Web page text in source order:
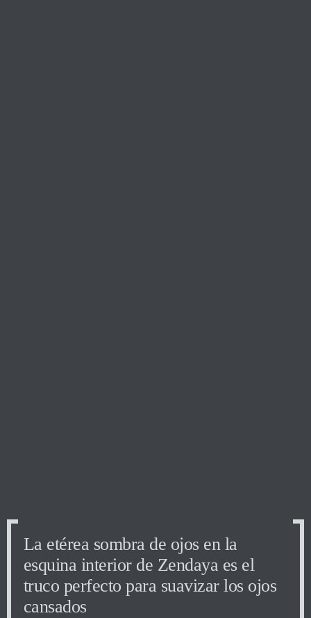
La etérea sombra de ojos en la
esquina interior de Zendaya es el
truco perfecto para suavizar los ojos
cansados
La etérea sombra de ojos en la
esquina interior de Zendaya es el
truco perfecto para suavizar los ojos
cansados
La etérea sombra de ojos en la
esquina interior de Zendaya es el
truco perfecto para suavizar los ojos
cansados